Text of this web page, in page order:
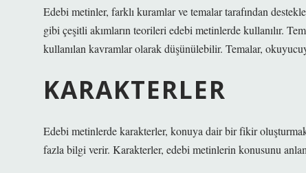
Edebi metinler, farklı kuramlar ve temalar tarafından
gibi çeşitli akımların teorileri edebi metinlerde kullanılır.
kullanılan kavramlar olarak düşünülebilir. Temalar,
KARAKTERLER
Edebi metinlerde karakterler, konuya dair bir fikir
fazla bilgi verir. Karakterler, edebi metinlerin konusunu